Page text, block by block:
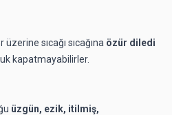
sıcağı sıcağına özür diledi
kapatmayabilirler.
üzgün, ezik, itilmiş,